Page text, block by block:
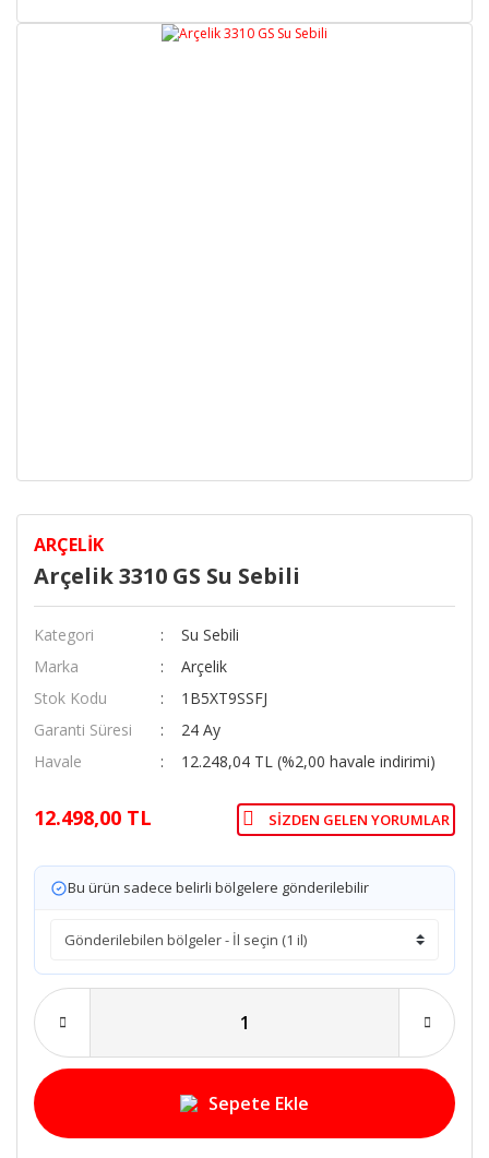
ARÇELIK
Arçelik 3310 GS Su Sebili
Kategori
Su Sebili
Marka
Arçelik
Stok Kodu
1B5XT9SSFJ
Garanti Süresi
24 Ay
Havale
12.248,04 TL (%2,00 havale indirimi)
12.498,00 TL SIZDEN GELEN YORUMLAR
Bu ürün sadece belirli bölgelere gönderilebilir
Sepete Ekle